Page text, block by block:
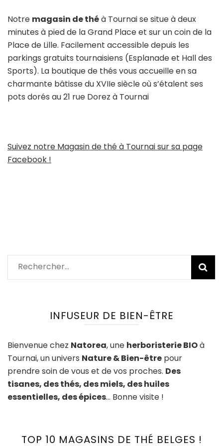
Notre magasin de théà Tournai se situe à deux
minutes à pied de la Grand Place et sur un coin de la
Place de Lille. Facilement accessible depuis les
parkings gratuits tournaisiens (Esplanade et Hall des
Sports). La boutique de thés vous accueille en sa
charmante bâtisse du XVIIe siècle où s’étalent ses
pots dorés au 21 rue Dorez à Tournai
Suivez notre Magasin de thé à Tournai sur sa page
Facebook !
Rechercher :
INFUSEUR DE BIEN-ÊTRE
Bienvenue chez Natorea, une herboristerie BIOà
Tournai, un univers Nature & Bien-être pour
prendre soin de vous et de vos proches. Des
tisanes, des thés, des miels, des huiles
essentielles, des épices… Bonne visite !
TOP 10 MAGASINS DE THÉ BELGES !